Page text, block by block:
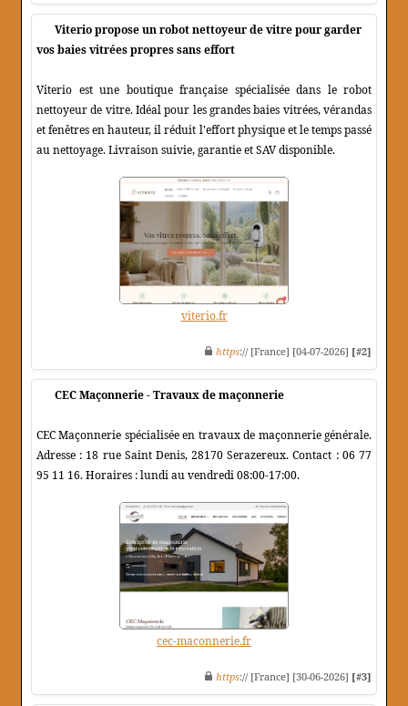
Viterio propose un robot nettoyeur de vitre pour garder
vos baies vitrées propres sans effort
Viterio est une boutique française spécialisée dans le robot
nettoyeur de vitre. Idéal pour les grandes baies vitrées, vérandas
et fenêtres en hauteur, il réduit l'effort physique et le temps passé
au nettoyage. Livraison suivie, garantie et SAV disponible.
viterio.fr
https:// [France] [04-07-2026] [#2]
CEC Maçonnerie - Travaux de maçonnerie
CEC Maçonnerie spécialisée en travaux de maçonnerie générale.
Adresse : 18 rue Saint Denis, 28170 Serazereux. Contact : 06 77
95 11 16. Horaires : lundi au vendredi 08:00-17:00.
cec-maconnerie.fr
https:// [France] [30-06-2026] [#3]